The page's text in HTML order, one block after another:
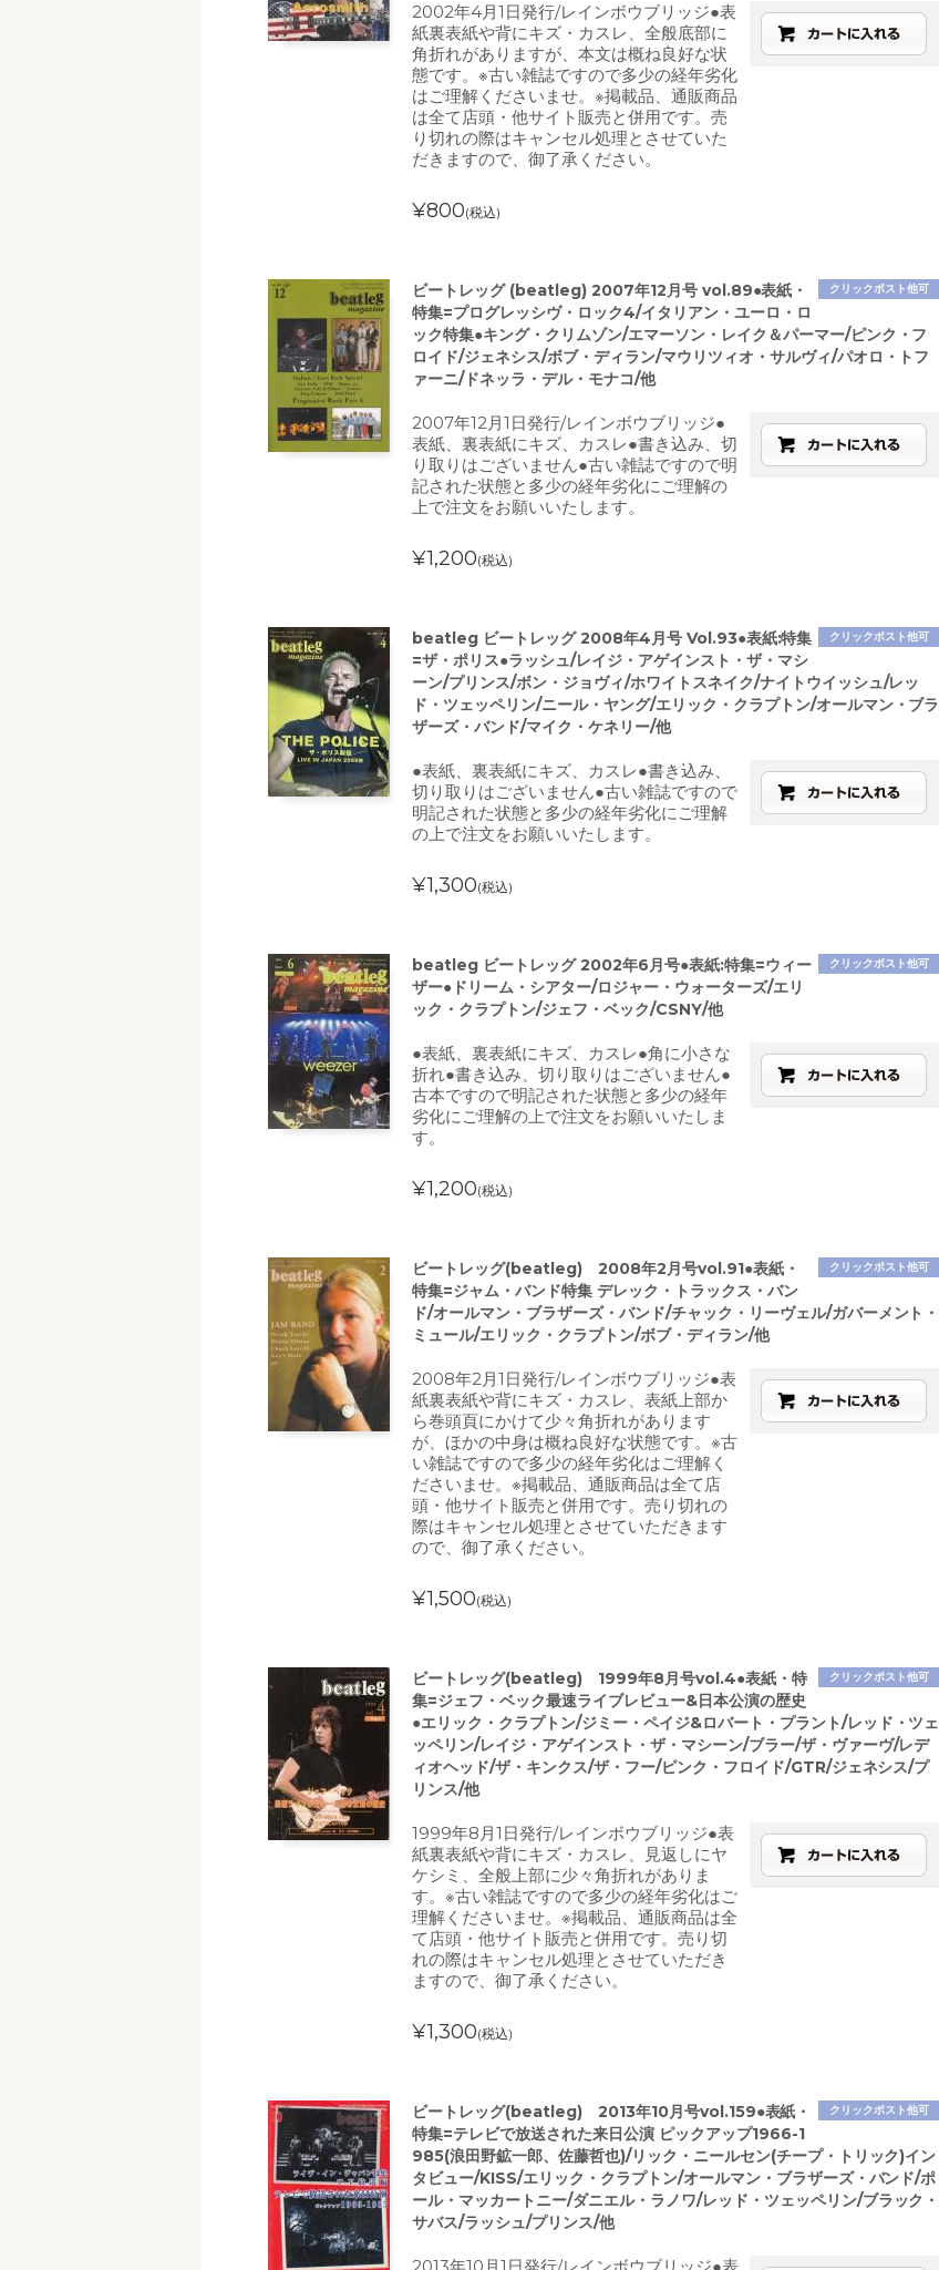
2002年4月1日発行/レインボウブリッジ●表
紙裏表紙や背にキズ・カスレ、全般底部に
角折れがありますが、本文は概ね良好な状
態です。※古い雑誌ですので多少の経年劣化
はご理解くださいませ。※掲載品、通販商品
は全て店頭・他サイト販売と併用です。売
り切れの際はキャンセル処理とさせていた
だきますので、御了承ください。
¥800(税込)
クリックポスト他可
ビートレッグ (beatleg) 2007年12月号 vol.89●表紙・
特集=プログレッシヴ・ロック4/イタリアン・ユーロ・ロ
ック特集●キング・クリムゾン/エマーソン・レイク＆パーマー/ピンク・フ
ロイド/ジェネシス/ボブ・ディラン/マウリツィオ・サルヴィ/パオロ・トフ
ァーニ/ドネッラ・デル・モナコ/他
2007年12月1日発行/レインボウブリッジ●
表紙、裏表紙にキズ、カスレ●書き込み、切
り取りはございません●古い雑誌ですので明
記された状態と多少の経年劣化にご理解の
上で注文をお願いいたします。
¥1,200(税込)
クリックポスト他可
beatleg ビートレッグ 2008年4月号 Vol.93●表紙:特集
=ザ・ポリス●ラッシュ/レイジ・アゲインスト・ザ・マシ
ーン/プリンス/ボン・ジョヴィ/ホワイトスネイク/ナイトウイッシュ/レッ
ド・ツェッペリン/ニール・ヤング/エリック・クラプトン/オールマン・ブラ
ザーズ・バンド/マイク・ケネリー/他
●表紙、裏表紙にキズ、カスレ●書き込み、
切り取りはございません●古い雑誌ですので
明記された状態と多少の経年劣化にご理解
の上で注文をお願いいたします。
¥1,300(税込)
クリックポスト他可
beatleg ビートレッグ 2002年6月号●表紙:特集=ウィー
ザー●ドリーム・シアター/ロジャー・ウォーターズ/エリ
ック・クラプトン/ジェフ・ベック/CSNY/他
●表紙、裏表紙にキズ、カスレ●角に小さな
折れ●書き込み、切り取りはございません●
古本ですので明記された状態と多少の経年
劣化にご理解の上で注文をお願いいたしま
す。
¥1,200(税込)
クリックポスト他可
ビートレッグ(beatleg) 2008年2月号vol.91●表紙・
特集=ジャム・バンド特集 デレック・トラックス・バン
ド/オールマン・ブラザーズ・バンド/チャック・リーヴェル/ガバーメント・
ミュール/エリック・クラプトン/ボブ・ディラン/他
2008年2月1日発行/レインボウブリッジ●表
紙裏表紙や背にキズ・カスレ、表紙上部か
ら巻頭頁にかけて少々角折れがあります
が、ほかの中身は概ね良好な状態です。※古
い雑誌ですので多少の経年劣化はご理解く
ださいませ。※掲載品、通販商品は全て店
頭・他サイト販売と併用です。売り切れの
際はキャンセル処理とさせていただきます
ので、御了承ください。
¥1,500(税込)
クリックポスト他可
ビートレッグ(beatleg) 1999年8月号vol.4●表紙・特
集=ジェフ・ベック最速ライブレビュー&日本公演の歴史
●エリック・クラプトン/ジミー・ペイジ&ロバート・プラント/レッド・ツェ
ッペリン/レイジ・アゲインスト・ザ・マシーン/ブラー/ザ・ヴァーヴ/レデ
ィオヘッド/ザ・キンクス/ザ・フー/ピンク・フロイド/GTR/ジェネシス/プ
リンス/他
1999年8月1日発行/レインボウブリッジ●表
紙裏表紙や背にキズ・カスレ、見返しにヤ
ケシミ、全般上部に少々角折れがありま
す。※古い雑誌ですので多少の経年劣化はご
理解くださいませ。※掲載品、通販商品は全
て店頭・他サイト販売と併用です。売り切
れの際はキャンセル処理とさせていただき
ますので、御了承ください。
¥1,300(税込)
クリックポスト他可
ビートレッグ(beatleg) 2013年10月号vol.159●表紙・
特集=テレビで放送された来日公演 ピックアップ1966-1
985(浪田野鉱一郎、佐藤哲也)/リック・ニールセン(チープ・トリック)イン
タビュー/KISS/エリック・クラプトン/オールマン・ブラザーズ・バンド/ポ
ール・マッカートニー/ダニエル・ラノワ/レッド・ツェッペリン/ブラック・
サバス/ラッシュ/プリンス/他